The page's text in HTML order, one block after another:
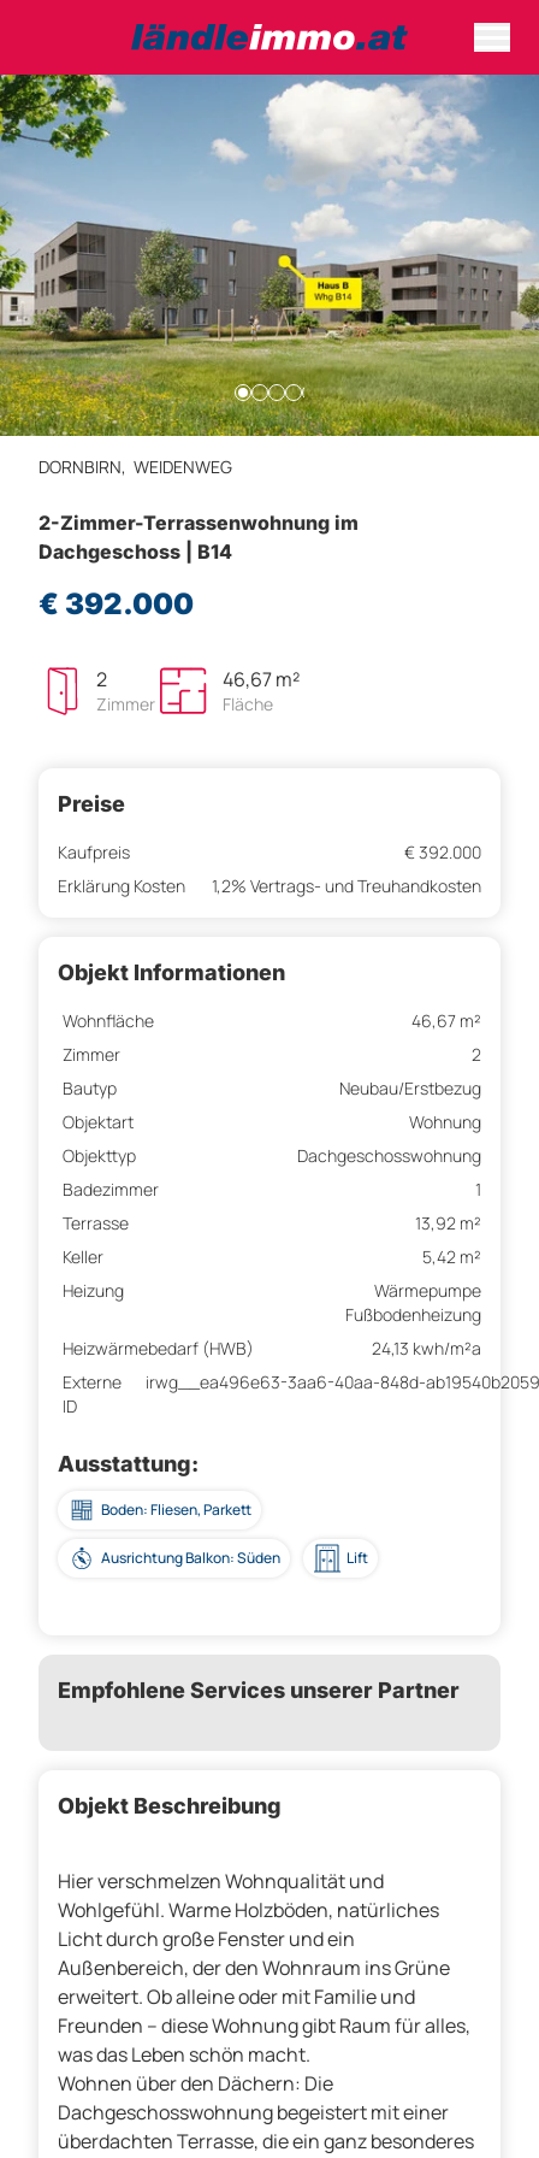
DORNBIRN, WEIDENWEG
2-Zimmer-Terrassenwohnung im
Dachgeschoss | B14
€ 392.000
2
Zimmer
46,67 m²
Fläche
Preise
Kaufpreis
€ 392.000
Erklärung Kosten
1,2% Vertrags- und Treuhandkosten
Objekt Informationen
Wohnfläche
46,67 m²
Zimmer
2
Bautyp
Neubau/Erstbezug
Objektart
Wohnung
Objekttyp
Dachgeschosswohnung
Badezimmer
1
Terrasse
13,92 m²
Keller
5,42 m²
Heizung
Wärmepumpe
Fußbodenheizung
Heizwärmebedarf (HWB)
24,13 kwh/m²a
Externe
ID
irwg__ea496e63-3aa6-40aa-848d-ab19540b2059
Ausstattung:
Boden: Fliesen, Parkett
Ausrichtung Balkon: Süden Lift
Empfohlene Services unserer Partner
Objekt Beschreibung
Hier verschmelzen Wohnqualität und
Wohlgefühl. Warme Holzböden, natürliches
Licht durch große Fenster und ein
Außenbereich, der den Wohnraum ins Grüne
erweitert. Ob alleine oder mit Familie und
Freunden – diese Wohnung gibt Raum für alles,
was das Leben schön macht.
Wohnen über den Dächern: Die
Dachgeschosswohnung begeistert mit einer
überdachten Terrasse, die ein ganz besonderes